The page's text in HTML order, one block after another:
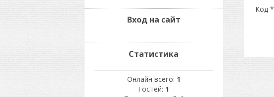
Код
Вход на сайт
Статистика
Онлайн всего: 1
Гостей: 1